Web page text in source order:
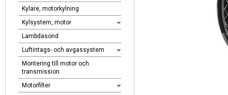
Kylare, motorkylning
Kylsystem, motor
Lambdasond
Luftintags- och avgassystem
Montering till motor och
transmission
Motorfilter